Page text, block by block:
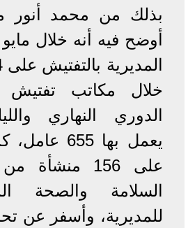
بذلك من محمد أنور
أوضح فيه أنه خلال
خلال مكاتب تفتيش
الدوري النهاري
يعمل بها
على 156
السلامة والصحة